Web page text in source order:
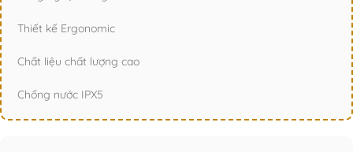
Thiết kế Ergonomic
Chất liệu chất lượng cao
Chống nước IPX5